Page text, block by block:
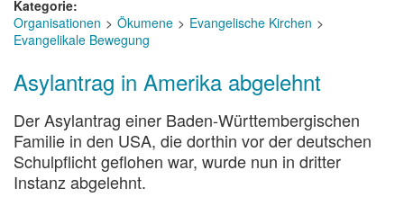
Kategorie
Organisationen
Ökumene
Evangelische Kirchen
Evangelikale Bewegung
Asylantrag in Amerika abgelehnt
Der Asylantrag einer Baden-Württembergischen
Familie in den USA, die dorthin vor der deutschen
Schulpflicht geflohen war, wurde nun in dritter
Instanz abgelehnt.